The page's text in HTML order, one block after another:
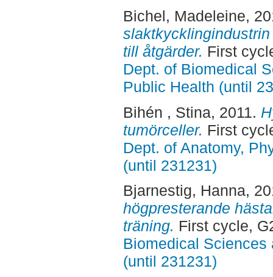
Bichel, Madeleine,
till åtgärder. First
Dept. of Biomedical
Public Health (until
Bihén , Stina, 2011.
tumörceller. First
Dept. of Anatomy,
(until 231231)
Bjarnestig, Hanna,
högpresterande
träning. First cycle,
Biomedical Sciences
(until 231231)